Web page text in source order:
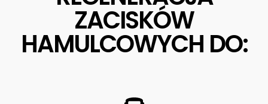
ZACISKÓW
HAMULCOWYCH DO: